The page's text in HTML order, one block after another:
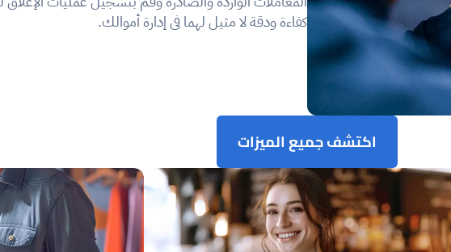
كفاءة ودقة لا مثيل لهما في إدارة أموالك.
اكتشف جميع الميزات